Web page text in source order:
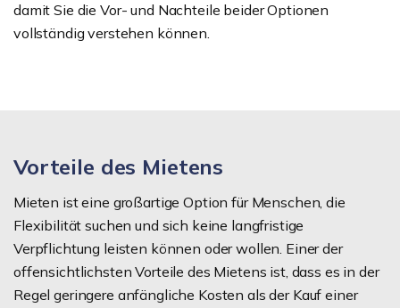
damit Sie die Vor- und Nachteile beider Optionen
vollständig verstehen können.
Vorteile des Mietens
Mieten ist eine großartige Option für Menschen, die
Flexibilität suchen und sich keine langfristige
Verpflichtung leisten können oder wollen. Einer der
offensichtlichsten Vorteile des Mietens ist, dass es in der
Regel geringere anfängliche Kosten als der Kauf einer